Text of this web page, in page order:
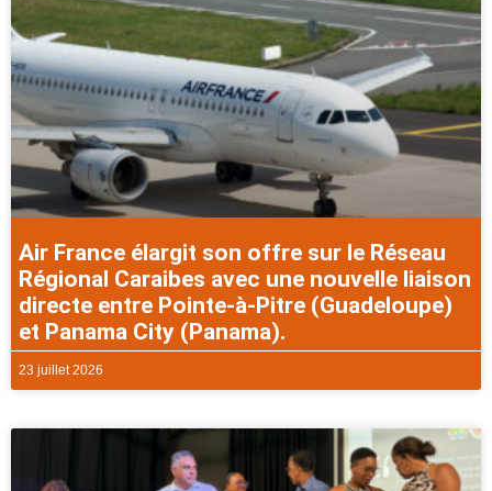
Air France élargit son offre sur le Réseau
Régional Caraibes avec une nouvelle liaison
directe entre Pointe-à-Pitre (Guadeloupe)
et Panama City (Panama).
23 juillet 2026